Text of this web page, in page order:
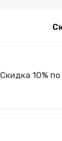
Скидка 10%